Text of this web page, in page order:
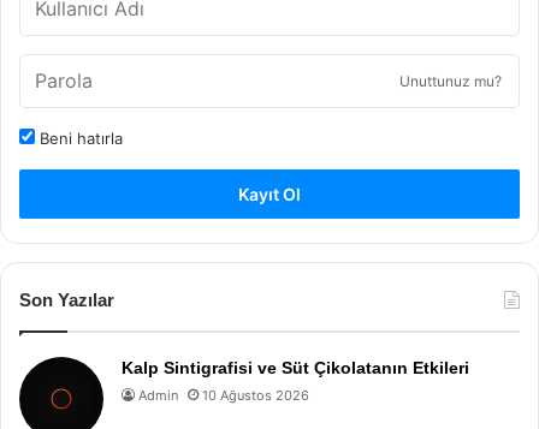
Unuttunuz mu?
Beni hatırla
Kayıt Ol
Son Yazılar
Kalp Sintigrafisi ve Süt Çikolatanın Etkileri
Admin 10 Ağustos 2026